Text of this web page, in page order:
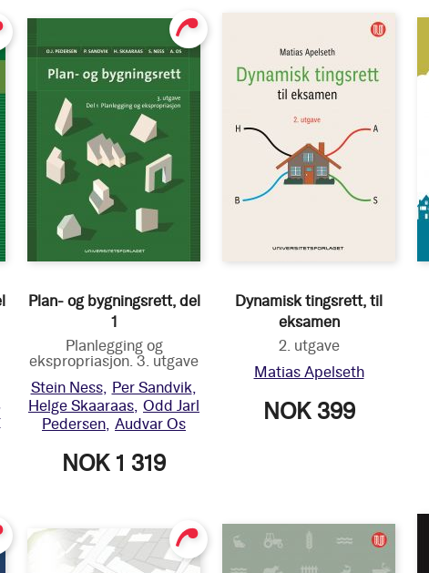
Plan- og bygningsrett, del
1
Planlegging og
ekspropriasjon. 3. utgave
Stein Ness Per Sandvik
Helge Skaaraas Odd Jarl
Pedersen Audvar Os
NOK 1 319
Dynamisk tingsrett, til
eksamen
2. utgave
Matias Apelseth
NOK 399